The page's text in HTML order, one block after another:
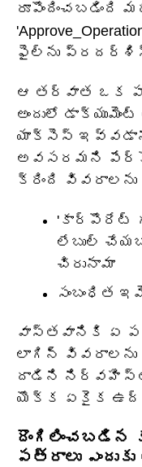
రూపొందించబడింది
ఫైల్‌ను
ఆ తర్వాత ఒక
అందులో
యాక్సెస్ ఇవ్వడానికి
అవసరమని
క్రింది వివరాలను
'కార్పొరేట్
లేబుల్
చిరునామా
సంబంధిత
వాస్తవానికి ఏ
లాగిన్ వివరాలను
దాడిని
యొక్క ఏకైక
దొంగిలించబడిన
పత్రాలు